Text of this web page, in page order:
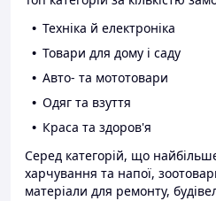
Техніка й електроніка
Товари для дому і саду
Авто- та мототовари
Одяг та взуття
Краса та здоров'я
Серед категорій, що
харчування та напої,
матеріали для ремонту,